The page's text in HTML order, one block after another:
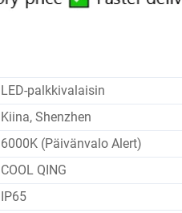
LED-palkkivalaisin
Kiina, Shenzhen
6000K (Päivänvalo Alert)
COOL QING
IP65